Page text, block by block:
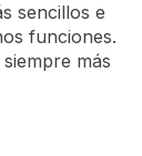
sencillos e
funciones.
más